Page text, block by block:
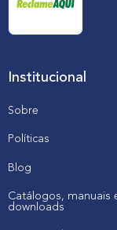
Institucional
Sobre
Políticas
Blog
Catálogos, manuais
downloads